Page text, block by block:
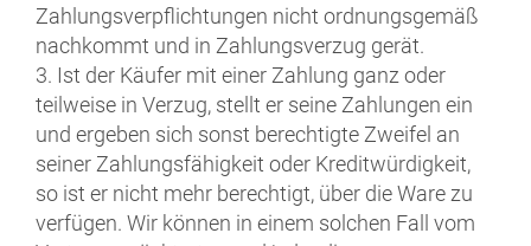
Zahlungsverpflichtungen nicht ordnungsgemäß
nachkommt und in Zahlungsverzug gerät.
3. Ist der Käufer mit einer Zahlung ganz oder
teilweise in Verzug, stellt er seine Zahlungen ein
und ergeben sich sonst berechtigte Zweifel an
seiner Zahlungsfähigkeit oder Kreditwürdigkeit,
so ist er nicht mehr berechtigt, über die Ware zu
verfügen. Wir können in einem solchen Fall vom